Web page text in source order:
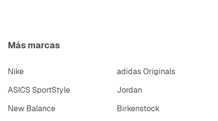
Más marcas
Nike
adidas Originals
ASICS SportStyle
Jordan
New Balance
Birkenstock